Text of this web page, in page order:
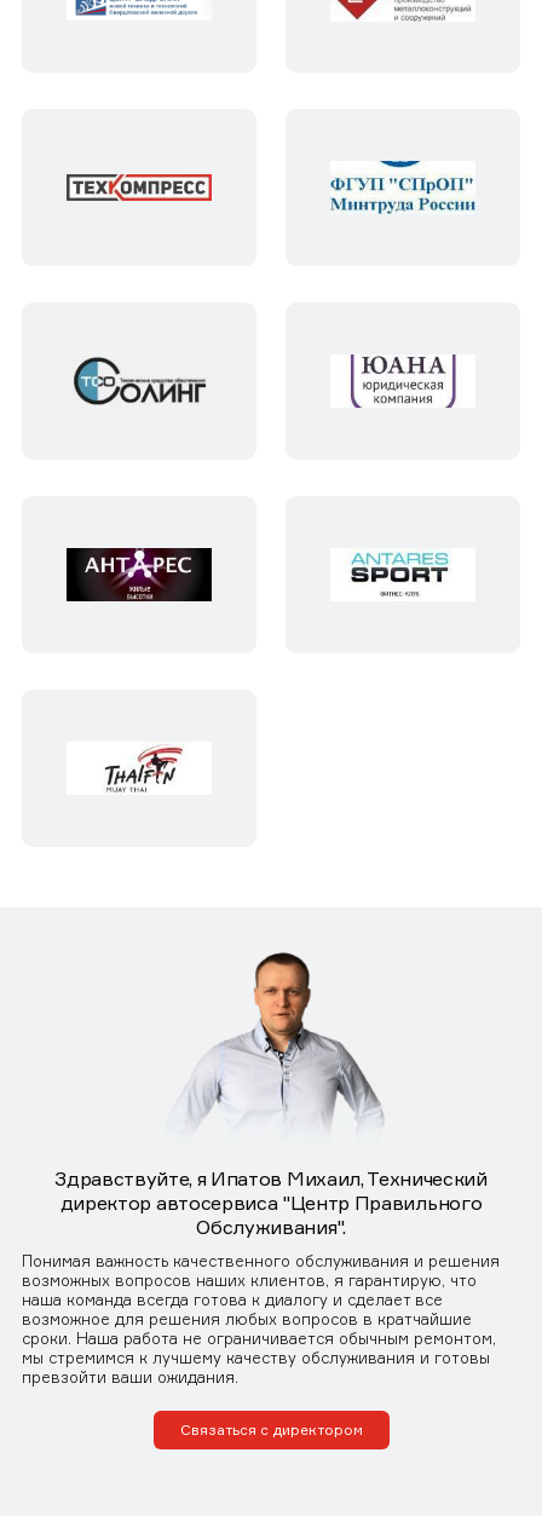
Здравствуйте, я Ипатов Михаил, Технический
директор автосервиса "Центр Правильного
Обслуживания".
Понимая важность качественного обслуживания и решения
возможных вопросов наших клиентов, я гарантирую, что
наша команда всегда готова к диалогу и сделает все
возможное для решения любых вопросов в кратчайшие
сроки. Наша работа не ограничивается обычным ремонтом,
мы стремимся к лучшему качеству обслуживания и готовы
превзойти ваши ожидания.
Связаться с директором